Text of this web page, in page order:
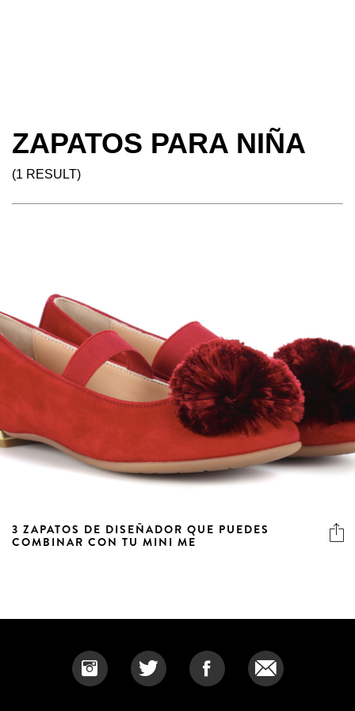
ZAPATOS PARA NIÑA
(1 RESULT)
3 ZAPATOS DE DISEÑADOR QUE PUEDES
COMBINAR CON TU MINI ME